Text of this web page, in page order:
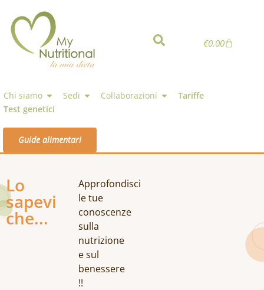
Chi siamo Sedi Collaborazioni
Tariffe
Test genetici
Guide alimentari
€0.00
Lo
sapevi
che...
Approfondisci
le tue
conoscenze
sulla
nutrizione
e sul
benessere
!!